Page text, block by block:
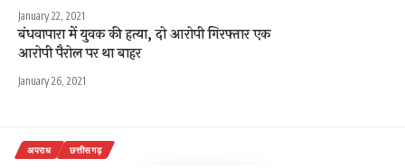
January 22, 2021
बंधवापारा में युवक की हत्या, दो आरोपी गिरफ्तार एक
आरोपी पैरोल पर था बाहर
January 26, 2021
अपराध छत्तीसगढ़